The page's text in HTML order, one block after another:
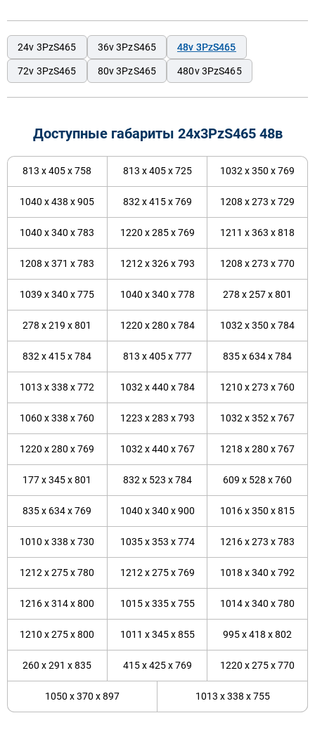
24v 3PzS465 36v 3PzS465 48v 3PzS465
72v 3PzS465 80v 3PzS465 480v 3PzS465
Доступные габариты 24х3PzS465 48в
813 x 405 x 758 813 x 405 x 725 1032 x 350 x 769
1040 x 438 x 905 832 x 415 x 769 1208 x 273 x 729
1040 x 340 x 783 1220 x 285 x 769 1211 x 363 x 818
1208 x 371 x 783 1212 x 326 x 793 1208 x 273 x 770
1039 x 340 x 775 1040 x 340 x 778 278 x 257 x 801
278 x 219 x 801 1220 x 280 x 784 1032 x 350 x 784
832 x 415 x 784 813 x 405 x 777 835 x 634 x 784
1013 x 338 x 772 1032 x 440 x 784 1210 x 273 x 760
1060 x 338 x 760 1223 x 283 x 793 1032 x 352 x 767
1220 x 280 x 769 1032 x 440 x 767 1218 x 280 x 767
177 x 345 x 801 832 x 523 x 784 609 x 528 x 760
835 x 634 x 769 1040 x 340 x 900 1016 x 350 x 815
1010 x 338 x 730 1035 x 353 x 774 1216 x 273 x 783
1212 x 275 x 780 1212 x 275 x 769 1018 x 340 x 792
1216 x 314 x 800 1015 x 335 x 755 1014 x 340 x 780
1210 x 275 x 800 1011 x 345 x 855 995 x 418 x 802
260 x 291 x 835 415 x 425 x 769 1220 x 275 x 770
1050 x 370 x 897 1013 x 338 x 755